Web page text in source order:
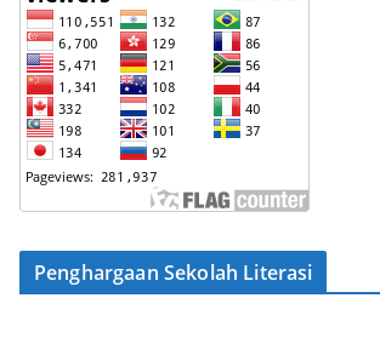
Penghargaan Sekolah Literasi